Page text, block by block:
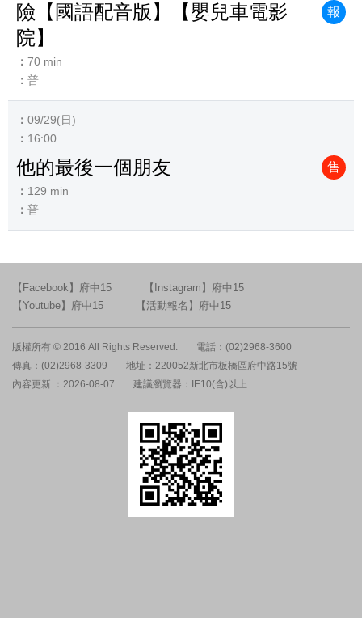
險【國語配音版】【嬰兒車電影
院】
報
70 min
普
09/29(日)
16:00
他的最後一個朋友 售
129 min
普
【Facebook】府中15
【Instagram】府中15
【Youtube】府中15
【活動報名】府中15
版權所有 © 2016 All Rights Reserved.
電話：(02)2968-3600
傳真：(02)2968-3309
地址：220052新北市板橋區府中路15號
內容更新 ：2026-08-07
建議瀏覽器：IE10(含)以上